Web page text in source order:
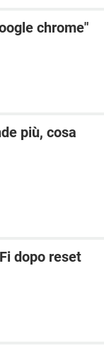
chrome"
più, cosa
dopo reset